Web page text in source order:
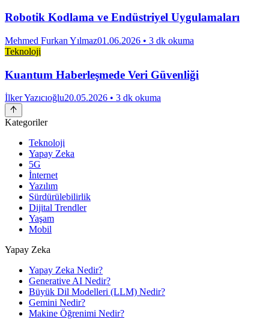
Robotik Kodlama ve Endüstriyel Uygulamaları
Mehmed Furkan Yılmaz01.06.2026 • 3 dk okuma
Teknoloji
Kuantum Haberleşmede Veri Güvenliği
İlker Yazıcıoğlu20.05.2026 • 3 dk okuma
Kategoriler
Teknoloji
Yapay Zeka
5G
İnternet
Yazılım
Sürdürülebilirlik
Dijital Trendler
Yaşam
Mobil
Yapay Zeka
Yapay Zeka Nedir?
Generative AI Nedir?
Büyük Dil Modelleri (LLM) Nedir?
Gemini Nedir?
Makine Öğrenimi Nedir?